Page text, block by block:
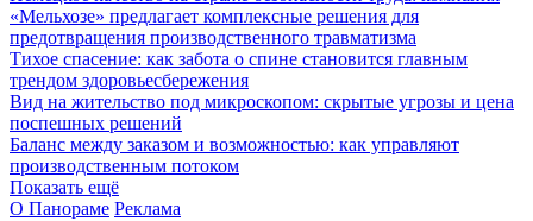
«Мельхозе» предлагает комплексные решения для
предотвращения производственного травматизма
Тихое спасение: как забота о спине становится главным
трендом здоровьесбережения
Вид на жительство под микроскопом: скрытые угрозы и цена
поспешных решений
Баланс между заказом и возможностью: как управляют
производственным потоком
Показать ещё
О Панораме Реклама